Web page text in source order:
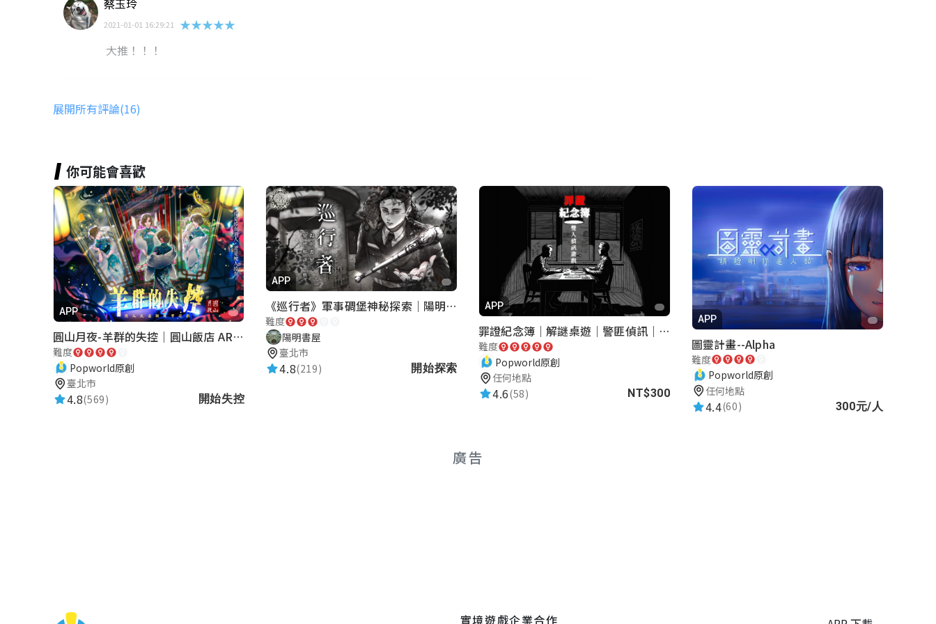
蔡玉玲
2021-01-01 16:29:21
★★★★★
大推！！！
Yun
解出答案
花枝丸
2021-03-13 17:47:52 ★★★★★
rose0343012
2021-02-26 12:02:36 ★★★★★
yanchiner
2021-02-06 19:52:48 ★★★★★
展開所有評論(16)
你可能會喜歡
APP
圓山月夜-羊群的失控｜圓山飯店 ARG實境解謎遊戲
難度
Popworld原創
臺北市
4.8(569) 開始失控
APP
《巡行者》軍事碉堡神秘探索｜陽明書屋實境遊戲
難度
陽明書屋
臺北市
4.8(219) 開始探索
APP
罪證紀念簿｜解謎桌遊｜警匪偵訊｜室內遊戲
難度
Popworld原創
任何地點
4.6(58) NT$300
APP
圖靈計畫--Alpha
難度
Popworld原創
任何地點
4.4(60) 300元/人
廣告
實境遊戲企業合作